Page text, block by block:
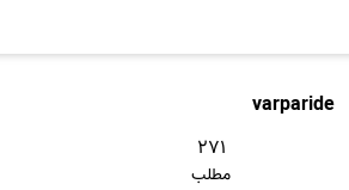
varparide
۲۷۱
مطلب